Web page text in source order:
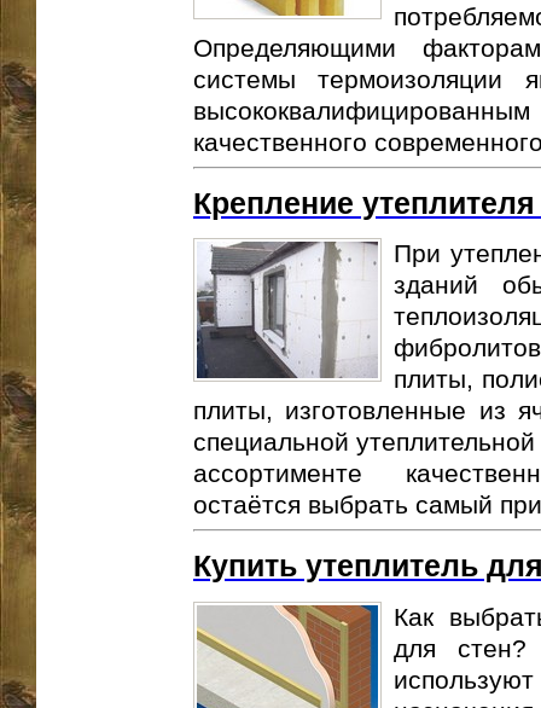
Определяющими
системы термоизоляции
качественного
Крепление утеплителя
При
зданий
плиты,
плиты, изготовленные из
специальной
ассортименте
остаётся выбрать самый
Купить утеплитель
Как
для стен?